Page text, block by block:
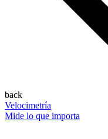
back
Velocimetría
Mide lo que importa